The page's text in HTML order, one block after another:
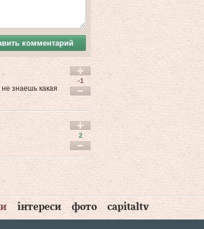
комментарий
знаешь какая
-1
2
інтереси фото capitaltv